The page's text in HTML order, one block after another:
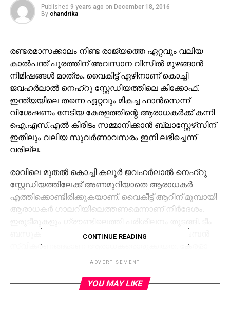
Published 9 years ago on December 18, 2016
By chandrika
രണ്ടരമാസക്കാലം നീണ്ട രാജ്യത്തെ ഏറ്റവും വലിയ
കാല്‍പന്ത് പൂരത്തിന് അവസാന വിസില്‍ മുഴങ്ങാന്‍
നിമിഷങ്ങള്‍ മാത്രം. വൈകിട്ട് ഏഴിനാണ് കൊച്ചി
ജവഹര്‍ലാല്‍ നെഹ്‌റു സ്റ്റേഡിയത്തിലെ കിക്കോഫ്.
ഇന്ത്യയിലെ തന്നെ ഏറ്റവും മികച്ച ഫാന്‍സെന്ന്
വിശേഷണം നേടിയ കേരളത്തിന്റെ ആരാധകര്‍ക്ക് കന്നി
ഐ.എസ്.എല്‍ കിരീടം സമ്മാനിക്കാന്‍ ബ്ലാസ്റ്റേഴ്‌സിന്
ഇതിലും വലിയ സുവര്‍ണാവസരം ഇനി ലഭിച്ചെന്ന്
വരില്ല.
രാവിലെ മുതല്‍ കൊച്ചി കലൂര്‍ ജവഹര്‍ലാല്‍ നെഹ്‌റു
സ്റ്റേഡിയത്തിലേക്ക് അണമുറിയാതെ ആരാധകര്‍
എത്തിക്കൊണ്ടിരിക്കുകയാണ്. വൈകീട്ട് ആറിന് മുമ്പായി
ആരാധകര്‍ ഗാലറിയിലെത്തണമെന്നാണ് നിര്‍ദേശം.
ബസുകളില്‍ നിന്നിറങ്ങിയ ഓരോ താരത്തിനും വമ്പന്‍
സ്വീകരണങ്ങളാണ് ആരാധകരൊരുക്കിയത്. കേരളാ
താരങ്ങള്‍ക്ക് ലഭിച്ച അതേസ്വീകരണം
നല്‍കി.
CONTINUE READING
ADVERTISEMENT
YOU MAY LIKE